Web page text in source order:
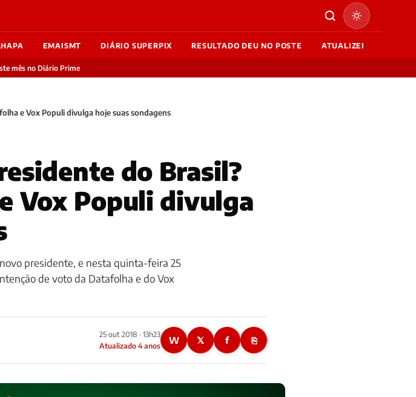
EMAISMT DIÁRIO SUPERPIX RESULTADO DEU NO POSTE ATUALIZEI
mês no Diário Prime
e Vox Populi divulga hoje suas sondagens
do Brasil?
Vox Populi divulga
presidente, e nesta quinta-feira 25
de voto da Datafolha e do Vox
25 out 2018 · 13h23
Atualizado 4 anos
W 𝕏 f ⎘